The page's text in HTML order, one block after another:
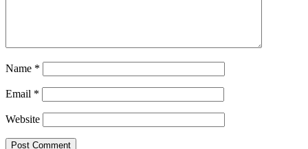
Name *
Email *
Website